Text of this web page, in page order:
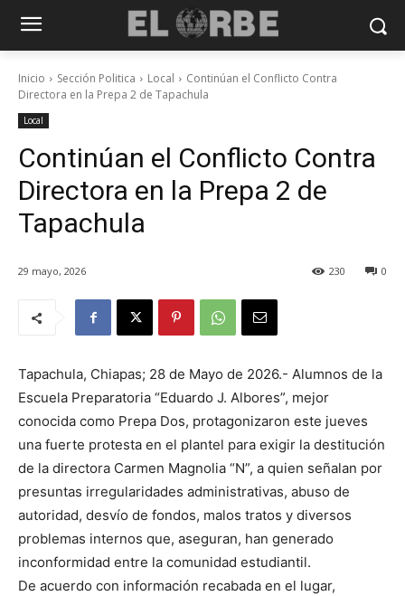
Inicio Sección Politica Local
Continúan el Conflicto Contra
Directora en la Prepa 2 de Tapachula
Local
Continúan el Conflicto Contra
Directora en la Prepa 2 de
Tapachula
29 mayo, 2026 0
230
Tapachula, Chiapas; 28 de Mayo de 2026.- Alumnos de la
Escuela Preparatoria “Eduardo J. Albores”, mejor
conocida como Prepa Dos, protagonizaron este jueves
una fuerte protesta en el plantel para exigir la destitución
de la directora Carmen Magnolia “N”, a quien señalan por
presuntas irregularidades administrativas, abuso de
autoridad, desvío de fondos, malos tratos y diversos
problemas internos que, aseguran, han generado
inconformidad entre la comunidad estudiantil.
De acuerdo con información recabada en el lugar,